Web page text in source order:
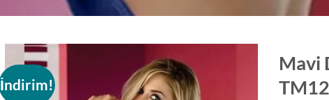
İndirim!
Mavi